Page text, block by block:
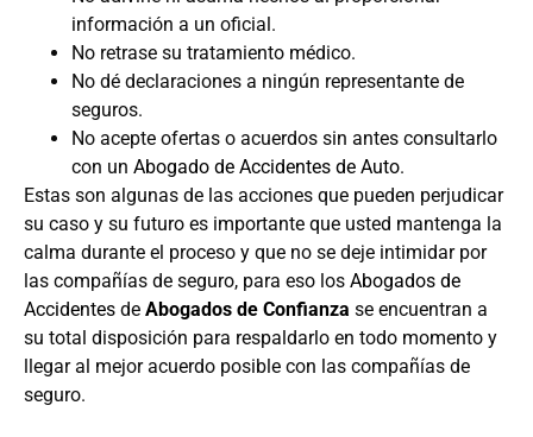
información a un oficial.
No retrase su tratamiento médico.
No dé declaraciones a ningún representante de
seguros.
No acepte ofertas o acuerdos sin antes consultarlo
con un Abogado de Accidentes de Auto.
Estas son algunas de las acciones que pueden perjudicar
su caso y su futuro es importante que usted mantenga la
calma durante el proceso y que no se deje intimidar por
las compañías de seguro, para eso los Abogados de
Accidentes de Abogados de Confianza se encuentran a
su total disposición para respaldarlo en todo momento y
llegar al mejor acuerdo posible con las compañías de
seguro.